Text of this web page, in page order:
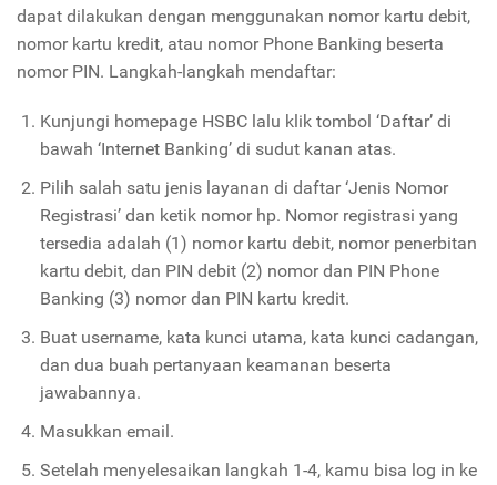
dapat dilakukan dengan menggunakan nomor kartu debit,
nomor kartu kredit, atau nomor Phone Banking beserta
nomor PIN. Langkah-langkah mendaftar:
Kunjungi homepage HSBC lalu klik tombol ‘Daftar’ di
bawah ‘Internet Banking’ di sudut kanan atas.
Pilih salah satu jenis layanan di daftar ‘Jenis Nomor
Registrasi’ dan ketik nomor hp. Nomor registrasi yang
tersedia adalah (1) nomor kartu debit, nomor penerbitan
kartu debit, dan PIN debit (2) nomor dan PIN Phone
Banking (3) nomor dan PIN kartu kredit.
Buat username, kata kunci utama, kata kunci cadangan,
dan dua buah pertanyaan keamanan beserta
jawabannya.
Masukkan email.
Setelah menyelesaikan langkah 1-4, kamu bisa log in ke